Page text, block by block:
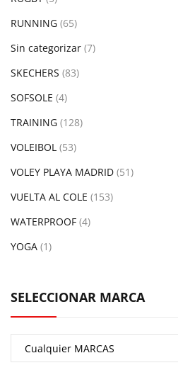
RUNNING (65)
Sin categorizar (7)
SKECHERS (83)
SOFSOLE (4)
TRAINING (128)
VOLEIBOL (53)
VOLEY PLAYA MADRID (51)
VUELTA AL COLE (153)
WATERPROOF (4)
YOGA (1)
SELECCIONAR MARCA